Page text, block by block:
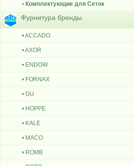
• Комплектующие для Сеток
Фурнитура бренды
• ACCADO
• AXOR
• ENDOW
• FORNAX
• GU
• HOPPE
• KALE
• MACO
• ROMB